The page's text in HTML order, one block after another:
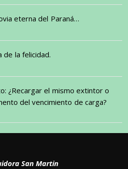
eterna del Paraná…
de la felicidad.
¿Recargar el mismo extintor o
del vencimiento de carga?
San Martin